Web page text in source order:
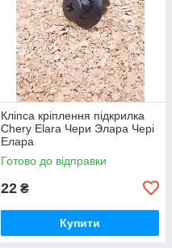
Кліпса кріплення підкрилка
Chery Elara Чери Элара Чері
Елара
Готово до відправки
22 ₴
Купити